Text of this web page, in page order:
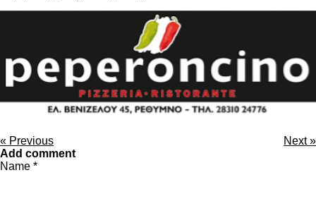
« Previous Next»
Add comment
Name *